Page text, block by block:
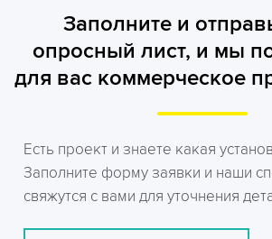
Заполните и
опросный лист, и мы
для вас коммерческое
Есть проект и знаете какая
Заполните форму заявки и наши
свяжутся с вами для уточнения